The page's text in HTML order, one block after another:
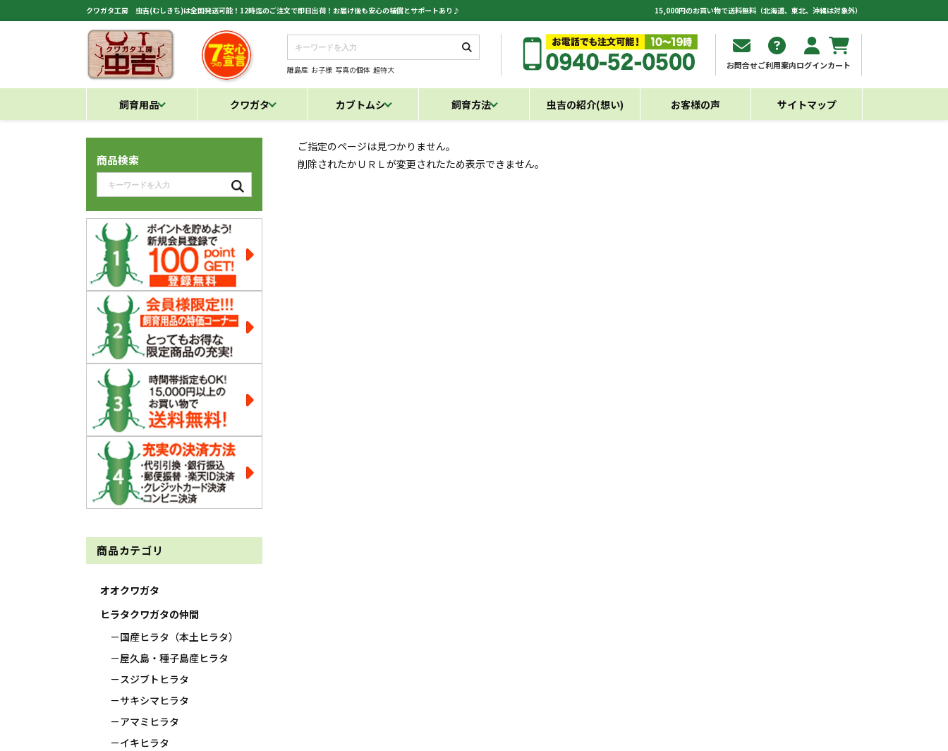
クワガタ工房 虫吉(むしきち)は全国発送可能！12時迄のご注文で即日出荷！お届け後も安心の補償とサポートあり♪ 15,000円のお買い物で送料無料（北海道、東北、沖縄は対象外）
離島産 お子様 写真の個体 超特大 お問合せご利用案内ログインカート
飼育用品 クワガタ カブトムシ 飼育方法 虫吉の紹介(想い) お客様の声 サイトマップ
ご指定のページは見つかりません。
削除されたかＵＲＬが変更されたため表示できません。
商品検索
商品カテゴリ
オオクワガタ
ヒラタクワガタの仲間
国産ヒラタ（本土ヒラタ）
屋久島・種子島産ヒラタ
スジブトヒラタ
サキシマヒラタ
アマミヒラタ
イキヒラタ